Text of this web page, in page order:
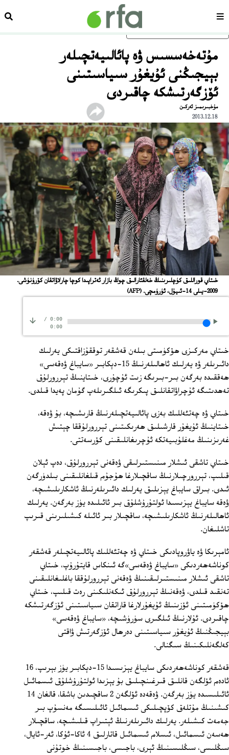
ئاساسلىق مەزمۇنغا ئاتلاڭسەھىپە
مۇتەخەسسىس ۋە پائالىيەتچىلەر
بېيجىڭنى ئۇيغۇر سىياسىتىنى
ئۆزگەرتىشكە چاقىردى
مۇخبىرىمىز ئەركىن
2013.12.18
خىتاي قوراللىق كۈچلىرىنىڭ خەلقئارالىق چوڭ بازار ئەتراپىدا كوچا چارلاۋاتقان كۆرۈنۈشى.
2009-يىلى 14-ئىيۇل، ئۈرۈمچى.
(AFP)
0:00
/
0:00
خىتاي مەركىزى ھۆكۈمىتى بىلەن قەشقەر توققۇزاقتىكى يەرلىك
دائىرىلەر ۋە يەرلىك ئاھالىلەرنىڭ 15‏-دېكابىر «سايباغ ۋەقەسى»
ھەققىدە بەرگەن بىر-بىرىگە زىت ئۇچۇرى، خىتاينىڭ تېررورلۇق
تەھدىتىگە ئۇچراۋاتقانلىق پىكرىگە ئىلگىرىلەپ گۇمان پەيدا قىلدى.
خىتاي ۋە چەتئەللىك بەزى پائالىيەتچىلەرنىڭ قارىشىچە، بۇ ۋەقە،
خىتاينىڭ ئۇيغۇر قارشىلىق ھەرىكىتىنى تېررورلۇققا چېتىش
غەرىزىنىڭ مەغلۇبىيەتكە ئۇچرىغانلىقىنى كۆرسەتتى.
خىتاي تاشقى ئىشلار مىنىستىرلىقى ۋەقەنى تېررورلۇق، دەپ ئېلان
قىلىپ، تېررورچىلارنىڭ ساقچىلارغا ھۇجۇم قىلغانلىقىنى بىلدۈرگەن
ئىدى. بىراق سايباغ يېزىلىق يەرلىك دائىرىلەرنىڭ ئاشكارىلىشىچە،
ۋەقە سايباغ يېزىسىدا ئولتۇرۇشلۇق بىر ئائىلىدە يۈز بەرگەن. يەرلىك
ئاھالىلەرنىڭ ئاشكارىلىشىچە، ساقچىلار بىر ئائىلە كىشىلىرىنى قىرىپ
تاشلىغان.
ئامېرىكا ۋە ياۋروپادىكى خىتاي ۋە چەتئەللىك پائالىيەتچىلەر قەشقەر
كوناشەھەردىكى «سايباغ ۋەقەسى»گە ئىنكاس قايتۇرۇپ، خىتاي
تاشقى ئىشلار مىنىستىرلىقىنىڭ ۋەقەنى تېررورلۇققا باغلىغانلىقىنى
تەنقىد قىلدى، ۋەقەنىڭ تېررورلۇق ئىكەنلىكىنى رەت قىلىپ، خىتاي
ھۆكۈمىتىنى ئۆزىنىڭ ئۇيغۇرلارغا قاراتقان سىياسىتىنى ئۆزگەرتىشكە
چاقىردى. ئۇلارنىڭ ئىلگىرى سۈرۈشىچە، «سايباغ ۋەقەسى»
بېيجىڭنىڭ ئۇيغۇر سىياسىتىنى دەرھال ئۆزگەرتىش ۋاقتى
كەلگەنلىكىنىڭ سىگنالى.
قەشقەر كوناشەھەردىكى سايباغ يېزىسىدا 15‏-دېكابىر يۈز بېرىپ، 16
ئادەم ئۆلگەن قانلىق قىرغىنچىلىق بۇ يېزىدا ئولتۇرۇشلۇق ئىسمائىل
ئائىلىسىدە يۈز بەرگەن. ۋەقەدە ئۆلگەن 2 ساقچىدىن باشقا، قالغان 14
كىشىنىڭ مۇتلەق كۆپچىلىكى ئىسمائىل ئائىلىسىگە مەنسۇپ بىر
جەمەت كىشىلەر. يەرلىك دائىرىلەرنىڭ ئېتىراپ قىلىشىچە، ساقچىلار
ھەسەن ئىسمائىل، ئىسلام ئىسمائىل قاتارلىق 4 ئاكا-ئۇكا، ئەر-ئايال،
سىڭلىسى، سىڭلىسىنىڭ ئېرى، باجىسى، باجىسىنىڭ خوتۇنى